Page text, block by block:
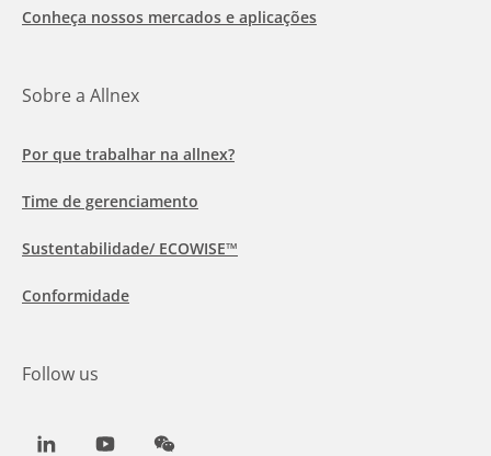
Conheça nossos mercados e aplicações
Sobre a Allnex
Por que trabalhar na allnex?
Time de gerenciamento
Sustentabilidade/ ECOWISE™
Conformidade
Follow us